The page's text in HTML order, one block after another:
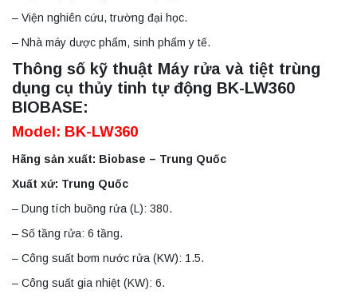
– Viện nghiên cứu, trường đại học.
– Nhà máy dược phẩm, sinh phẩm y tế.
Thông số kỹ thuật Máy rửa và tiệt trùng
dụng cụ thủy tinh tự động BK-LW360
BIOBASE:
Model: BK-LW360
Hãng sản xuất: Biobase – Trung Quốc
Xuất xứ: Trung Quốc
– Dung tích buồng rửa (L): 380.
– Số tầng rửa: 6 tầng.
– Công suất bơm nước rửa (KW): 1.5.
– Công suất gia nhiệt (KW): 6.